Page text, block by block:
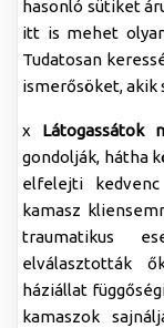
hasonló sütiket
itt is mehet
Tudatosan
ismerősöket, akik
x Látogassátok
gondolják, hátha
elfelejti
kamasz
traumatikus
elválasztották
háziállat
kamaszok